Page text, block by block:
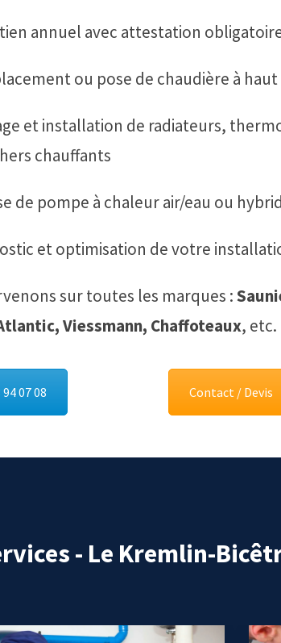
annuel avec attestation
ou pose de chaudière à
et installation de radiateurs,
chauffants
de pompe à chaleur air/eau ou
et optimisation de votre
sur toutes les marques :
Viessmann, Chaffoteaux, etc.
07 08 Contact / Devis
- Le Kremlin-